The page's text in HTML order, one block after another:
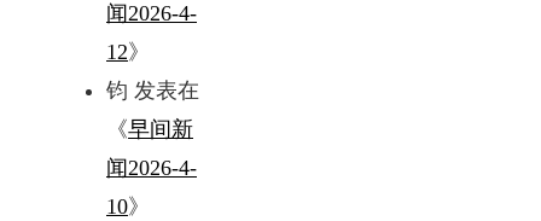
闻2026-4-
12》
钧 发表在
《早间新
闻2026-4-
10》